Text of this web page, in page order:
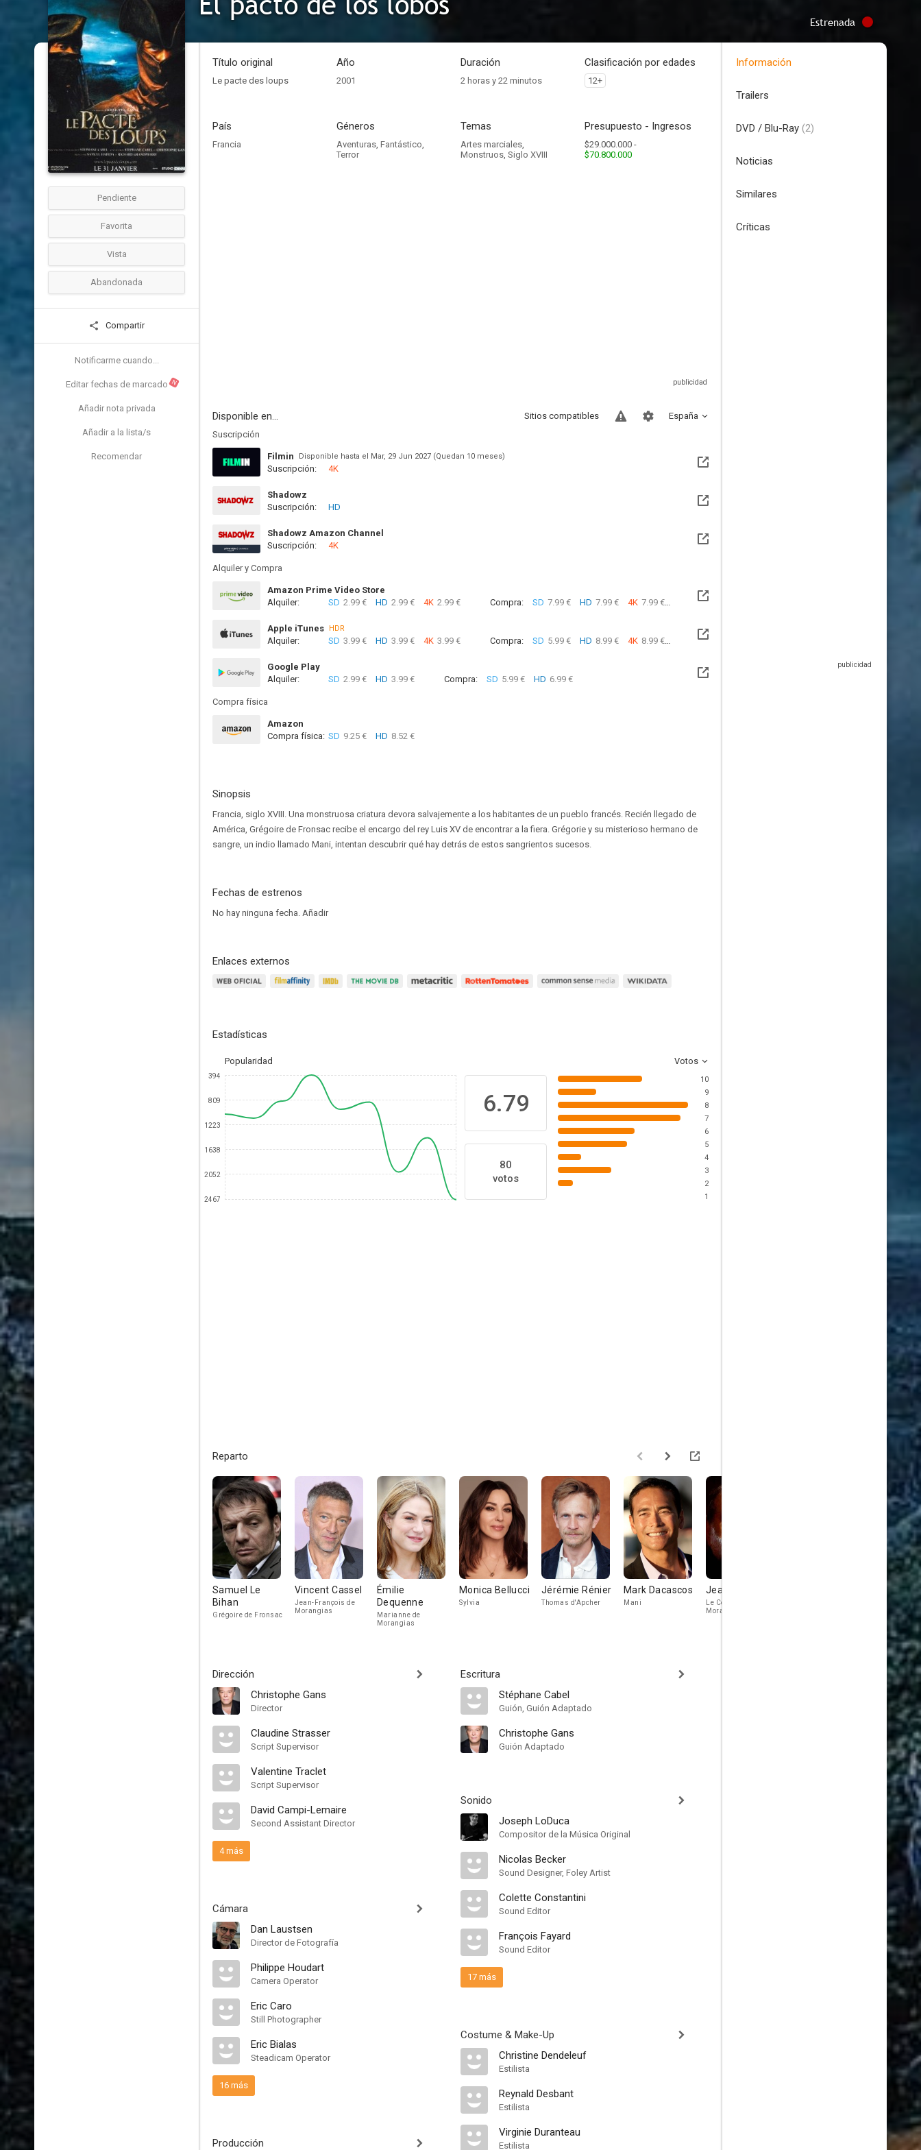
Estrenada
Pendiente
Favorita
Vista
Abandonada
Compartir
Notificarme cuando...
Editar fechas de marcado N
Añadir nota privada
Añadir a la lista/s
Recomendar
Título original
Le pacte des loups
Año
2001
Duración
2 horas y 22 minutos
Clasificación por edades
12+
País
Francia
Géneros
Aventuras, Fantástico,
Terror
Temas
Artes marciales,
Monstruos, Siglo XVIII
Presupuesto - Ingresos
$29.000.000 -
$70.800.000
Disponible en... España
Sitios compatibles
Suscripción
Filmin Disponible hasta el Mar, 29 Jun 2027 (Quedan 10 meses)
Suscripción: 4K
Shadowz
Suscripción:
HD
Shadowz Amazon Channel
Suscripción:
4K
Alquiler y Compra
Amazon Prime Video Store
Alquiler:
SD 2.99 € HD 2.99 € 4K 2.99 € Compra: SD 7.99 € HD 7.99 € 4K 7.99 €
Apple iTunes HDR
Alquiler: SD 3.99 € HD 3.99 € 4K 3.99 € Compra: SD 5.99 € HD 8.99 € 4K 8.99 €
Google Play
Alquiler:
SD 2.99 € HD 3.99 € Compra: SD 5.99 € HD 6.99 €
Compra física
Amazon
Compra física: SD 9.25 € HD 8.52 €
Sinopsis
Francia, siglo XVIII. Una monstruosa criatura devora salvajemente a los habitantes de un pueblo francés. Recién llegado de
América, Grégoire de Fronsac recibe el encargo del rey Luis XV de encontrar a la fiera. Grégorie y su misterioso hermano de
sangre, un indio llamado Mani, intentan descubrir qué hay detrás de estos sangrientos sucesos.
Fechas de estrenos
No hay ninguna fecha. Añadir
Enlaces externos
Estadísticas
Popularidad Votos
394
809
1223
1638
2052
2467
6.79
80
votos
10
9
8
7
6
5
4
3
2
1
Reparto
Samuel Le
Bihan
Grégoire de Fronsac
Vincent Cassel
Jean-François de
Morangias
Émilie
Dequenne
Marianne de
Morangias
Monica Bellucci
Sylvia
Jérémie Rénier
Thomas d'Apcher
Mark Dacascos
Mani
Jean Yanne
Le Comte de
Morangias
Johan
Beauterne
Dirección
Christophe Gans
Director
Claudine Strasser
Script Supervisor
Valentine Traclet
Script Supervisor
David Campi-Lemaire
Second Assistant Director
4 más
Cámara
Dan Laustsen
Director de Fotografía
Philippe Houdart
Camera Operator
Eric Caro
Still Photographer
Eric Bialas
Steadicam Operator
16 más
Producción
Escritura
Stéphane Cabel
Guión, Guión Adaptado
Christophe Gans
Guión Adaptado
Sonido
Joseph LoDuca
Compositor de la Música Original
Nicolas Becker
Sound Designer, Foley Artist
Colette Constantini
Sound Editor
François Fayard
Sound Editor
17 más
Costume & Make-Up
Christine Dendeleuf
Estilista
Reynald Desbant
Estilista
Virginie Duranteau
Estilista
Información
Trailers
DVD / Blu-Ray (2)
Noticias
Similares
Críticas